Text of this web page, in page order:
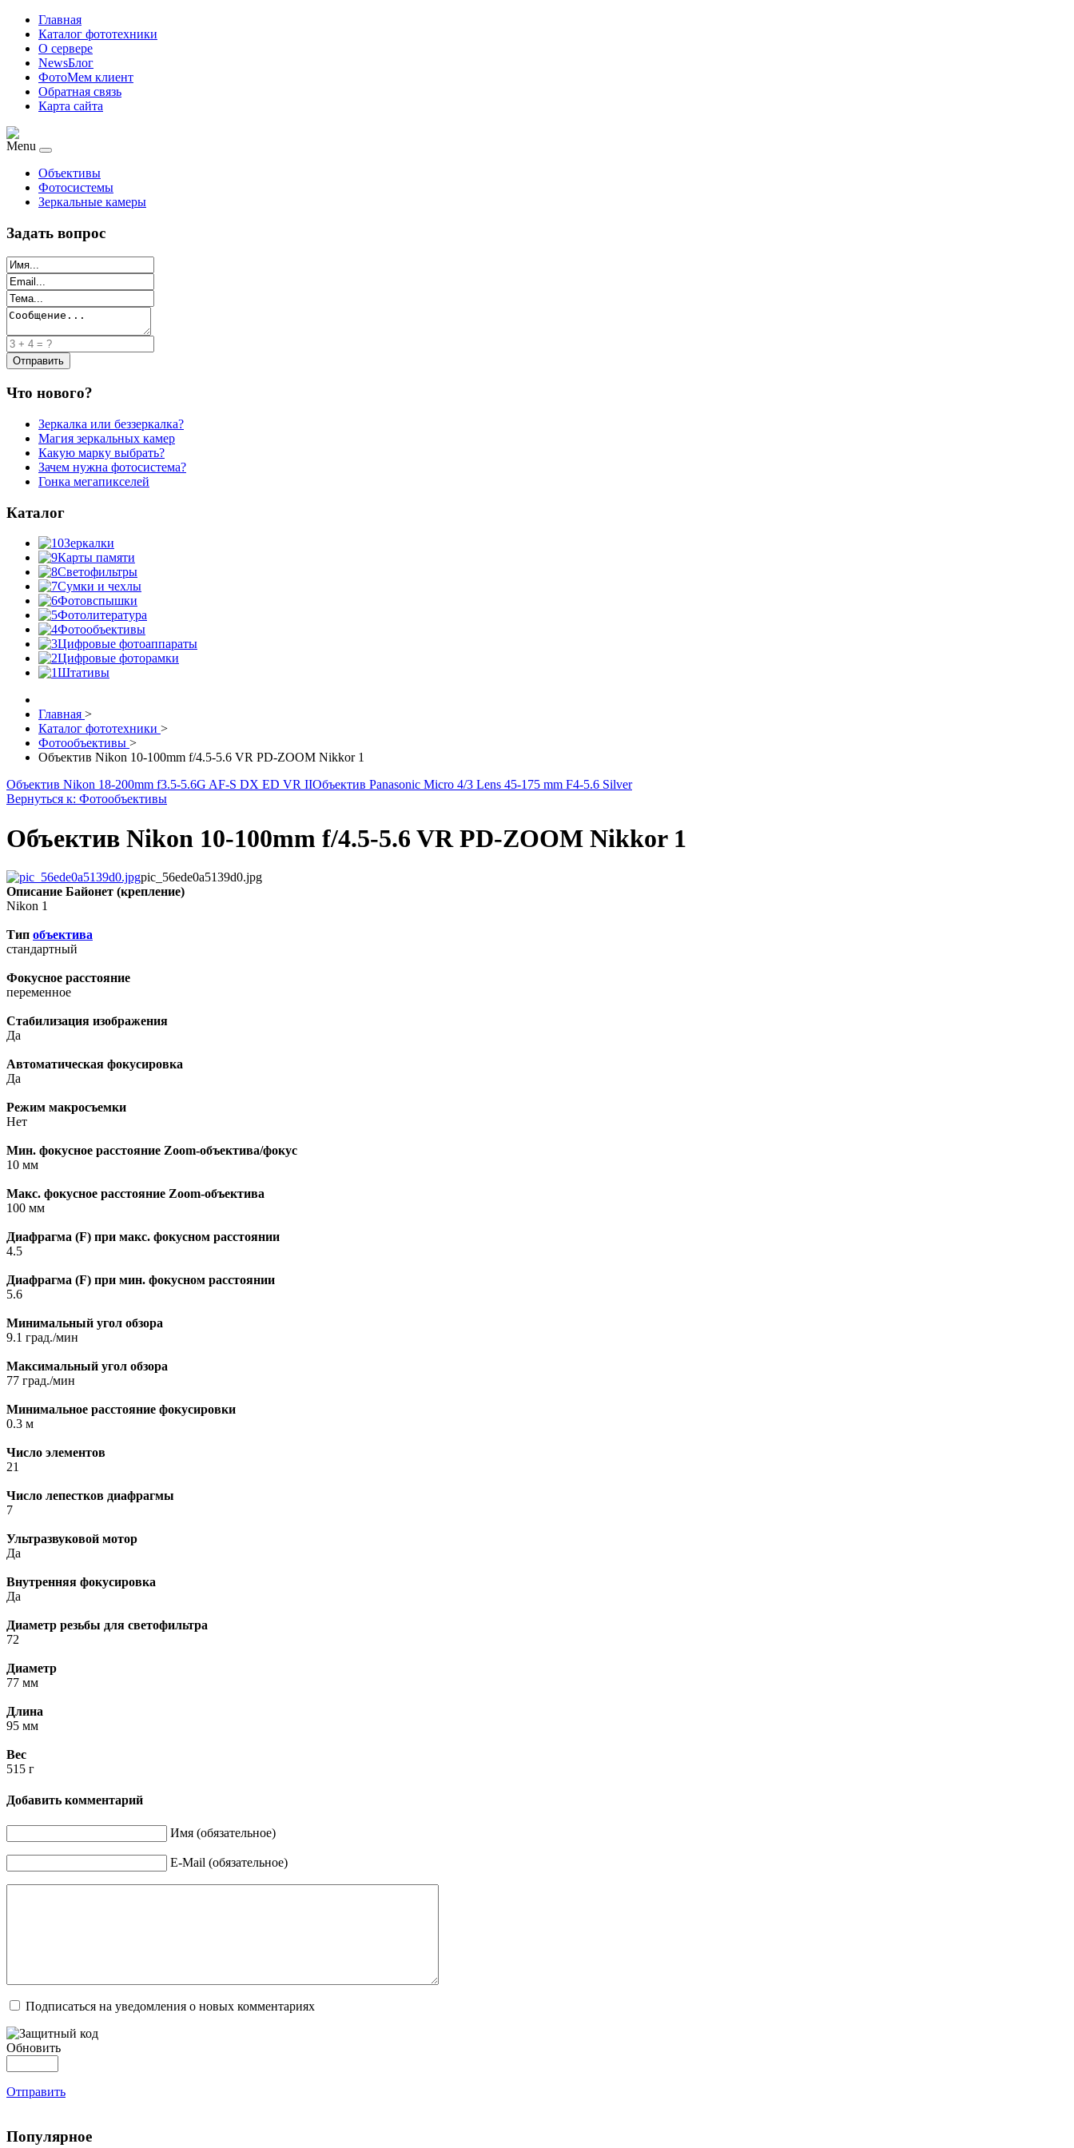
Главная
Каталог фототехники
О сервере
NewsБлог
ФотоМем клиент
Обратная связь
Карта сайта
Menu
Объективы
Фотосистемы
Зеркальные камеры
Задать вопрос
Что нового?
Зеркалка или беззеркалка?
Магия зеркальных камер
Какую марку выбрать?
Зачем нужна фотосистема?
Гонка мегапикселей
Каталог
Зеркалки
Карты памяти
Светофильтры
Сумки и чехлы
Фотовспышки
Фотолитература
Фотообъективы
Цифровые фотоаппараты
Цифровые фоторамки
Штативы
Главная >
Каталог фототехники >
Фотообъективы >
Объектив Nikon 10-100mm f/4.5-5.6 VR PD-ZOOM Nikkor 1
Объектив Nikon 18-200mm f3.5-5.6G AF-S DX ED VR IIОбъектив Panasonic Micro 4/3 Lens 45-175 mm F4-5.6 Silver
Вернуться к: Фотообъективы
Объектив Nikon 10-100mm f/4.5-5.6 VR PD-ZOOM Nikkor 1
pic_56ede0a5139d0.jpg
Описание Байонет (крепление)
Nikon 1
Тип объектива
стандартный
Фокусное расстояние
переменное
Стабилизация изображения
Да
Автоматическая фокусировка
Да
Режим макросъемки
Нет
Мин. фокусное расстояние Zoom-объектива/фокус
10 мм
Макс. фокусное расстояние Zoom-объектива
100 мм
Диафрагма (F) при макс. фокусном расстоянии
4.5
Диафрагма (F) при мин. фокусном расстоянии
5.6
Минимальный угол обзора
9.1 град./мин
Максимальный угол обзора
77 град./мин
Минимальное расстояние фокусировки
0.3 м
Число элементов
21
Число лепестков диафрагмы
7
Ультразвуковой мотор
Да
Внутренняя фокусировка
Да
Диаметр резьбы для светофильтра
72
Диаметр
77 мм
Длина
95 мм
Вес
515 г
Добавить комментарий
Имя (обязательное)
E-Mail (обязательное)
Подписаться на уведомления о новых комментариях
Обновить
Отправить
Популярное